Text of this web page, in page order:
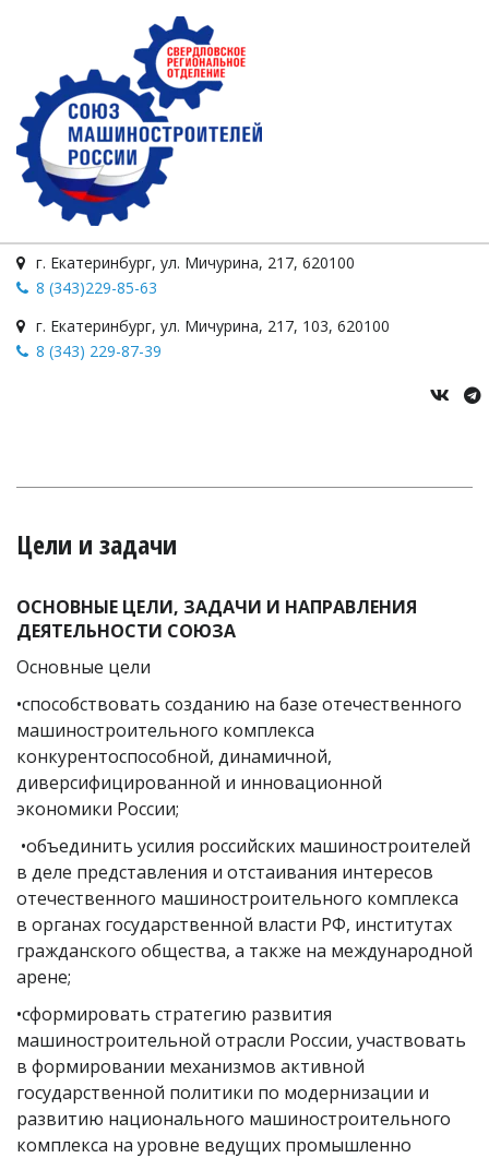
г. Екатеринбург, ул. Мичурина, 217, 620100
8 (343)229-85-63
г. Екатеринбург, ул. Мичурина, 217, 103, 620100
8 (343) 229-87-39
Цели и задачи
ОСНОВНЫЕ ЦЕЛИ, ЗАДАЧИ И НАПРАВЛЕНИЯ
ДЕЯТЕЛЬНОСТИ СОЮЗА
Основные цели
•способствовать созданию на базе отечественного
машиностроительного комплекса
конкурентоспособной, динамичной,
диверсифицированной и инновационной
экономики России;
•объединить усилия российских машиностроителей
в деле представления и отстаивания интересов
отечественного машиностроительного комплекса
в органах государственной власти РФ, институтах
гражданского общества, а также на международной
арене;
•сформировать стратегию развития
машиностроительной отрасли России, участвовать
в формировании механизмов активной
государственной политики по модернизации и
развитию национального машиностроительного
комплекса на уровне ведущих промышленно